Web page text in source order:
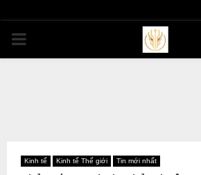
PRIMARY
Kinh tế Kinh tế Thế giới Tin mới nhất